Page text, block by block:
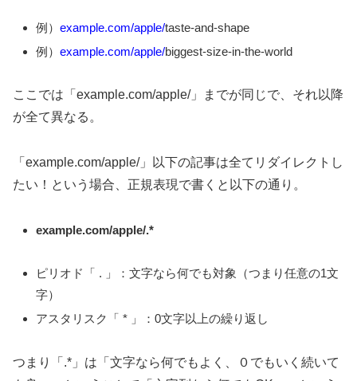
例）example.com/apple/taste-and-shape
例）example.com/apple/biggest-size-in-the-world
ここでは「example.com/apple/」までが同じで、それ以降
が全て異なる。
「example.com/apple/」以下の記事は全てリダイレクトし
たい！という場合、正規表現で書くと以下の通り。
example.com/apple/.*
ピリオド「 . 」：文字なら何でも対象（つまり任意の1文
字）
アスタリスク「 * 」：0文字以上の繰り返し
つまり「.*」は「文字なら何でもよく、０でもいく続いて